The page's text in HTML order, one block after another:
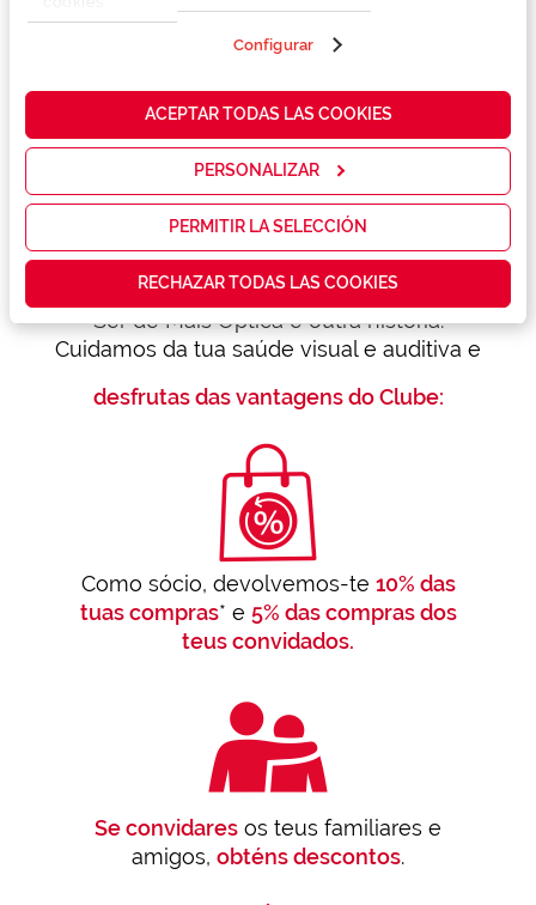
propias y de
cómo mejorar
servicios y
las
que realmente
contenidos
personalizados
para ti gracias
elaborado a
partir de tus
información en
nuestra
Política de
Configurar
ACEPTAR TODAS LAS COOKIES
PERSONALIZAR
PERMITIR LA SELECCIÓN
RECHAZAR TODAS LAS COOKIES
Ser de Mais Optica é outra história.
Cuidamos da tua saúde visual e auditiva e
desfrutas das vantagens do Clube:
Como sócio, devolvemos-te 10% das
tuas compras* e 5% das compras dos
teus convidados.
Se convidares os teus familiares e
amigos, obténs descontos.